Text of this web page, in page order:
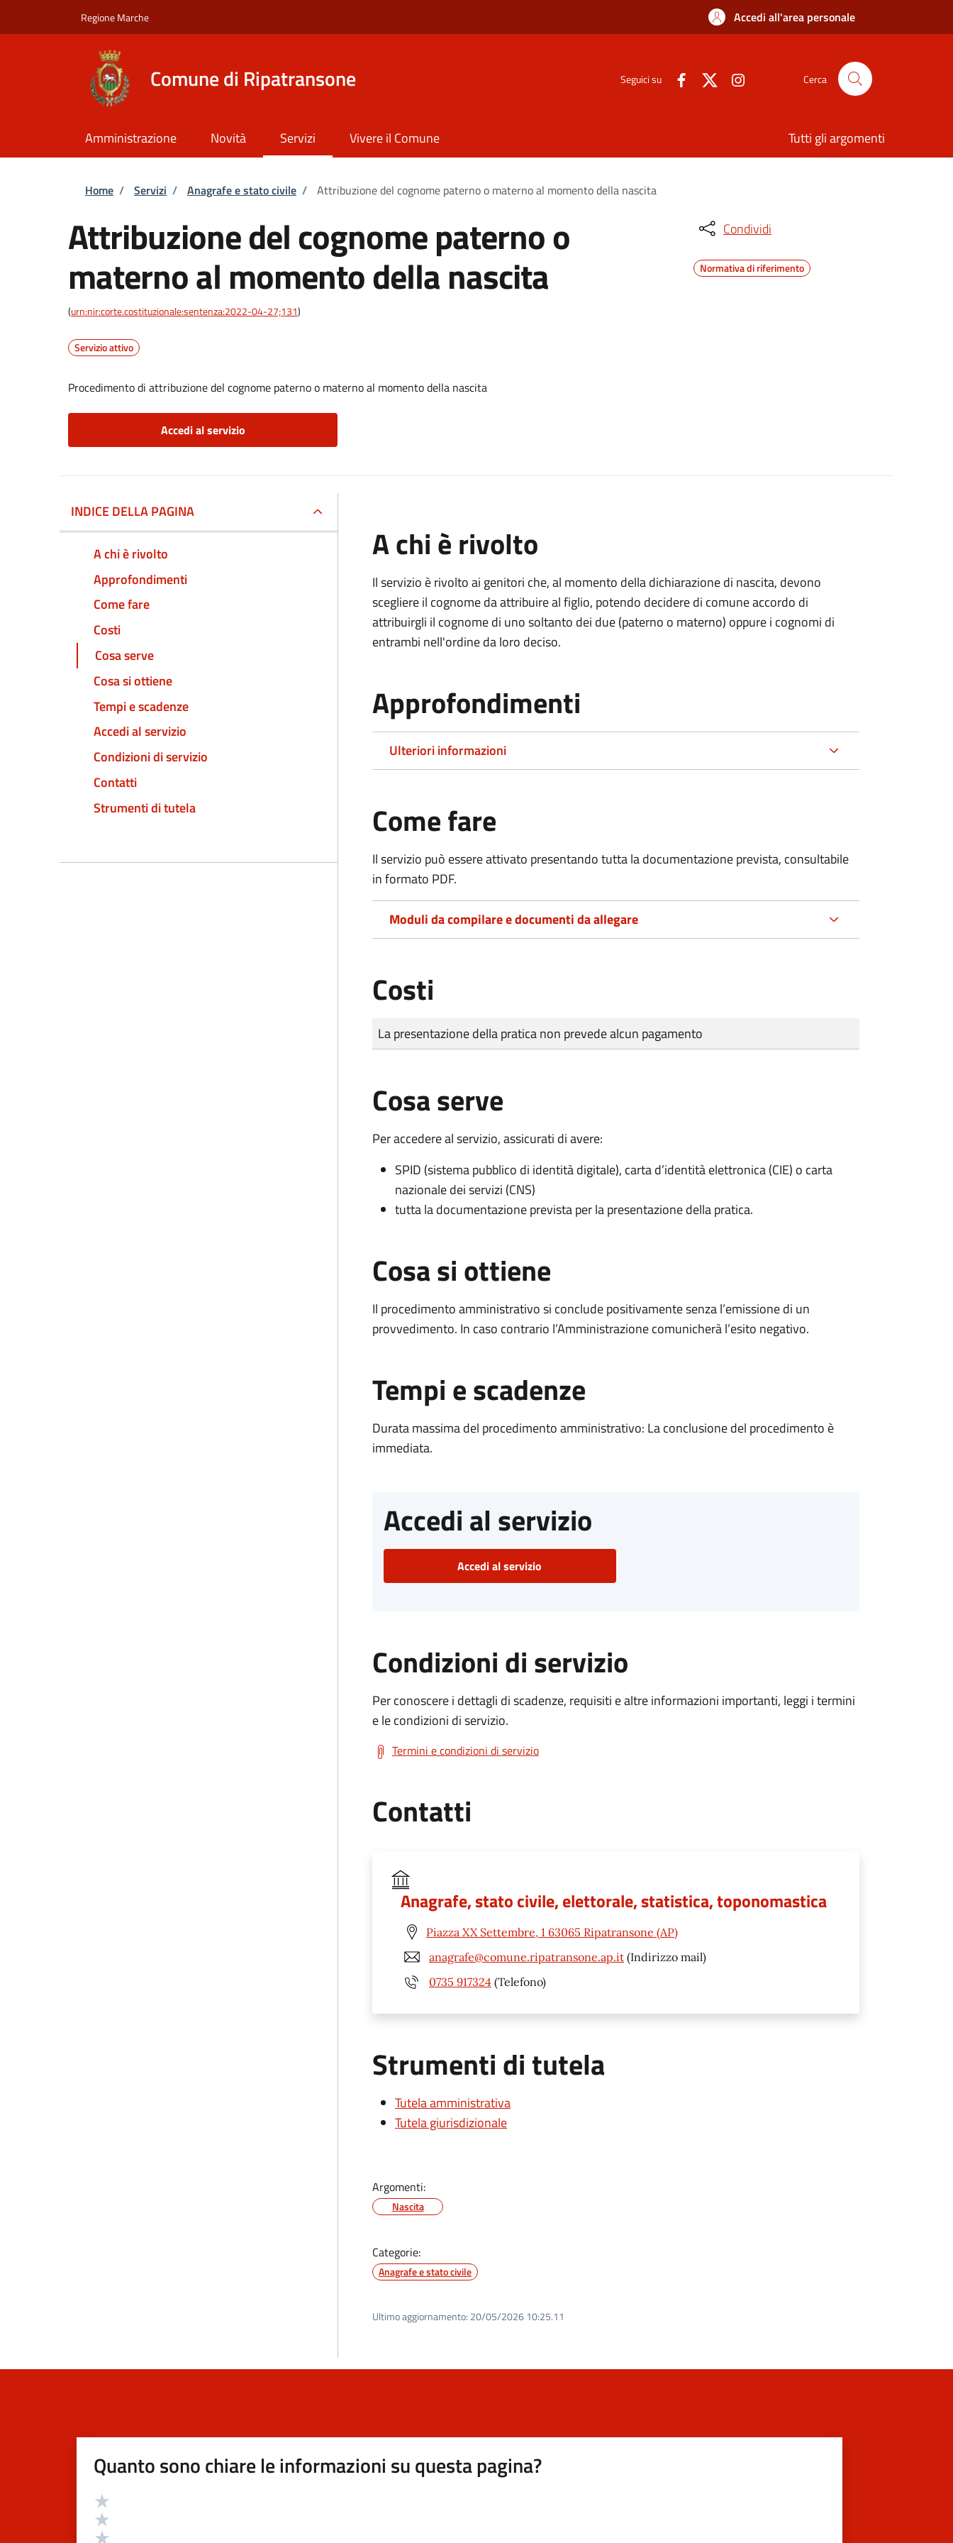
Regione Marche Accedi all'area personale
Comune di Ripatransone Seguici su Cerca
Amministrazione Novità Servizi Vivere il Comune Tutti gli argomenti
Briciole di pane
Home / Servizi / Anagrafe e stato civile / Attribuzione del cognome paterno o materno al momento della nascita
Attribuzione del cognome paterno o
materno al momento della nascita
(urn:nir:corte.costituzionale:sentenza:2022-04-27;131)
Servizio attivo
Procedimento di attribuzione del cognome paterno o materno al momento della nascita
Accedi al servizio
Condividi
Normativa di riferimento
INDICE DELLA PAGINA
A chi è rivolto
Approfondimenti
Come fare
Costi
Cosa serve
Cosa si ottiene
Tempi e scadenze
Accedi al servizio
Condizioni di servizio
Contatti
Strumenti di tutela
A chi è rivolto
Il servizio è rivolto ai genitori che, al momento della dichiarazione di nascita, devono
scegliere il cognome da attribuire al figlio, potendo decidere di comune accordo di
attribuirgli il cognome di uno soltanto dei due (paterno o materno) oppure i cognomi di
entrambi nell'ordine da loro deciso.
Approfondimenti
Ulteriori informazioni
Come fare
Il servizio può essere attivato presentando tutta la documentazione prevista, consultabile
in formato PDF.
Moduli da compilare e documenti da allegare
Costi
Tipo di pagamento
Importo
La presentazione della pratica non prevede alcun pagamento
Cosa serve
Per accedere al servizio, assicurati di avere:
SPID (sistema pubblico di identità digitale), carta d’identità elettronica (CIE) o carta
nazionale dei servizi (CNS)
tutta la documentazione prevista per la presentazione della pratica.
Cosa si ottiene
Il procedimento amministrativo si conclude positivamente senza l’emissione di un
provvedimento. In caso contrario l’Amministrazione comunicherà l’esito negativo.
Tempi e scadenze
Durata massima del procedimento amministrativo: La conclusione del procedimento è
immediata.
Accedi al servizio
Accedi al servizio
Condizioni di servizio
Per conoscere i dettagli di scadenze, requisiti e altre informazioni importanti, leggi i termini
e le condizioni di servizio.
Termini e condizioni di servizio
Contatti
Anagrafe, stato civile, elettorale, statistica, toponomastica
Piazza XX Settembre, 1 63065 Ripatransone (AP)
anagrafe@comune.ripatransone.ap.it (Indirizzo mail)
0735 917324 (Telefono)
Strumenti di tutela
Tutela amministrativa
Tutela giurisdizionale
Argomenti:
Nascita
Categorie:
Anagrafe e stato civile
Ultimo aggiornamento: 20/05/2026 10:25.11
Quanto sono chiare le informazioni su questa pagina?
Valutazione